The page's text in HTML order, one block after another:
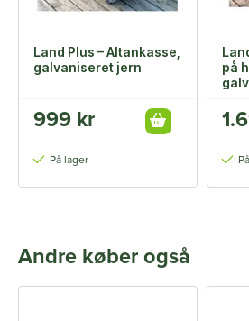
Land Plus – Altankasse,
galvaniseret jern
999 kr
På lager
på
Andre køber også